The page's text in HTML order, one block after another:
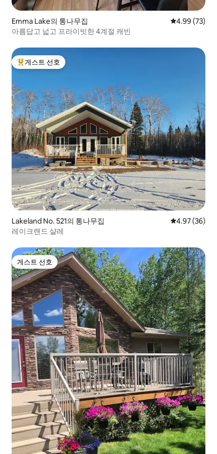
Emma Lake의 통나무집 평점 4.99점(5
4.99 (73)
아름답고 넓고 프라이빗한 4계절 캐빈
상위 게스트 선호
게스트 선호
Lakeland No. 521의 통나무집 평점 4.97점(5
4.97 (36)
레이크랜드 샬레
게스트 선호
게스트 선호